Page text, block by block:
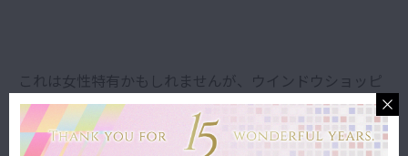
これは女性特有かもしれませんが、ウインドウショッピ
ングをしていた時に「これ可愛い！！」と運命的な出会
いをした経験、ありませんか？笑